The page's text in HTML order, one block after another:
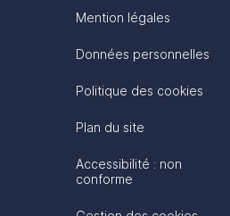
Mention légales
Données personnelles
Politique des cookies
Plan du site
Accessibilité : non
conforme